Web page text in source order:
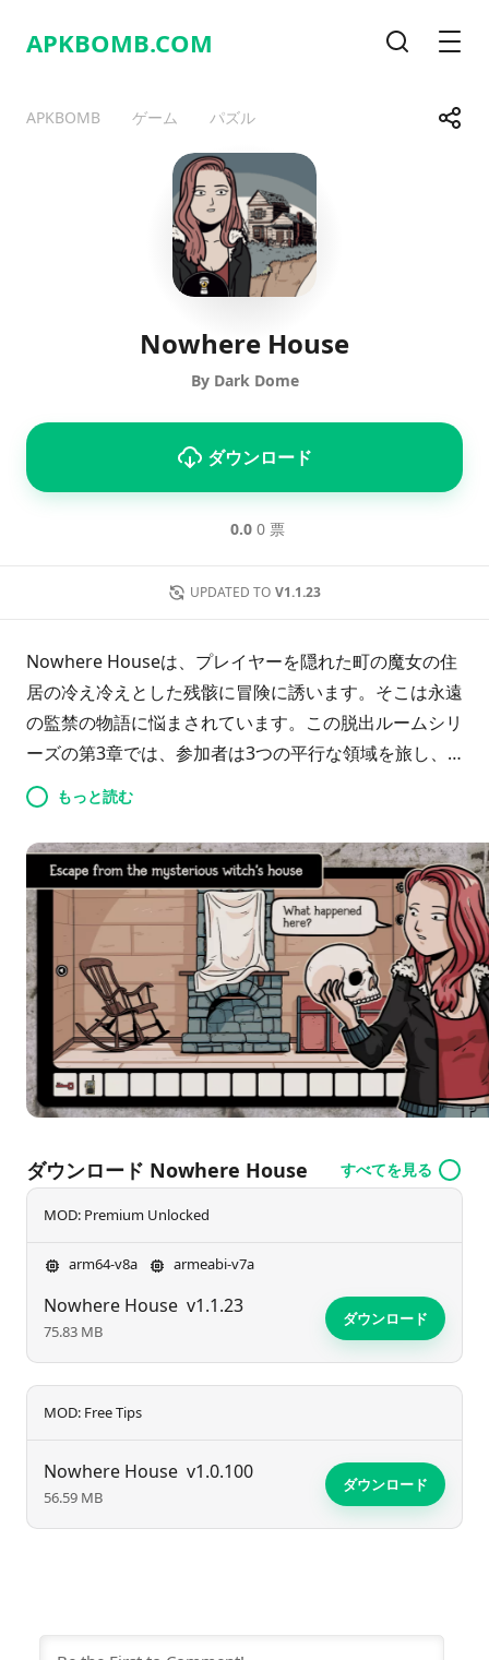
APKBOMB.COM
APKBOMB ゲーム パズル 共有
TelegramFacebook
Nowhere House
By Dark Dome
ダウンロード
0.0 0 票
UPDATED TO V1.1.23
Nowhere Houseは、プレイヤーを隠れた町の魔女の住
居の冷え冷えとした残骸に冒険に誘います。そこは永遠
の監禁の物語に悩まされています。この脱出ルームシリ
ーズの第3章では、参加者は3つの平行な領域を旅し、
神秘的な囚われた人物たちの助けを借りながら、複雑な
パズルや謎を解いていきます。魅力的なビジュアルと引
き込まれるサウンドトラックを特徴とするこのゲーム
は、プレイヤーの選択に影響される2つの異なる結末を
提供します。包括的なヒントシステムと発見すべき
elusive owlsを備えたNowhere Houseは、その幽霊の
秘密に挑む冒険者たちにスリルと謎を提供します。
もっと読む
ダウンロード Nowhere House すべてを見る
MOD: Premium Unlocked
arm64-v8a armeabi-v7a
Nowhere House v1.1.23
75.83 MB
ダウンロード
MOD: Free Tips
Nowhere House v1.0.100
56.59 MB
ダウンロード